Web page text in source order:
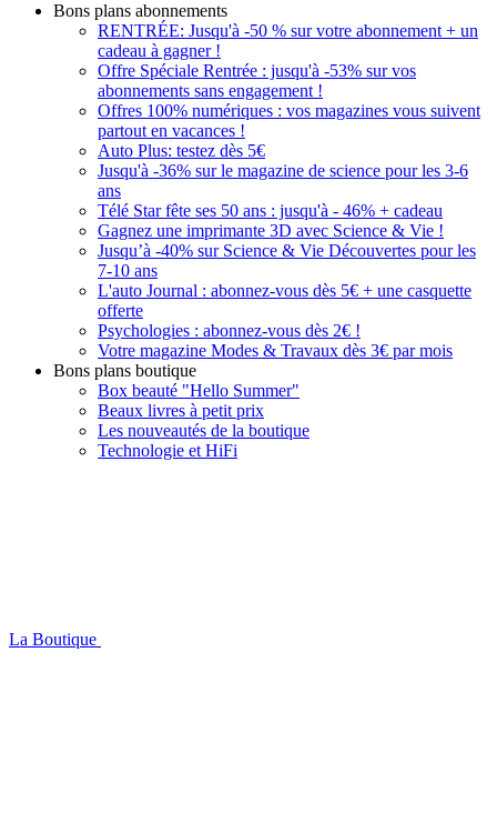
Bons plans abonnements
RENTRÉE: Jusqu'à -50 % sur votre abonnement + un
cadeau à gagner !
Offre Spéciale Rentrée : jusqu'à -53% sur vos
abonnements sans engagement !
Offres 100% numériques : vos magazines vous suivent
partout en vacances !
Auto Plus: testez dès 5€
Jusqu'à -36% sur le magazine de science pour les 3-6
ans
Télé Star fête ses 50 ans : jusqu'à - 46% + cadeau
Gagnez une imprimante 3D avec Science & Vie !
Jusqu’à -40% sur Science & Vie Découvertes pour les
7-10 ans
L'auto Journal : abonnez-vous dès 5€ + une casquette
offerte
Psychologies : abonnez-vous dès 2€ !
Votre magazine Modes & Travaux dès 3€ par mois
Bons plans boutique
Box beauté "Hello Summer"
Beaux livres à petit prix
Les nouveautés de la boutique
Technologie et HiFi
La Boutique